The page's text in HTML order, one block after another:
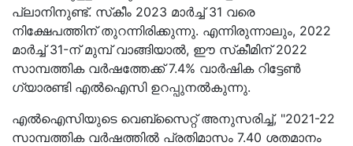
പ്ലാനിനുണ്ട്. സ്‌കീം 2023 മാർച്ച് 31 വരെ
നിക്ഷേപത്തിന് തുറന്നിരിക്കുന്നു. എന്നിരുന്നാലും, 2022
മാർച്ച് 31-ന് മുമ്പ് വാങ്ങിയാൽ, ഈ സ്‌കീമിന് 2022
സാമ്പത്തിക വർഷത്തേക്ക് 7.4% വാർഷിക റിട്ടേൺ
ഗ്യാരണ്ടി എൽഐസി ഉറപ്പുനൽകുന്നു.
എൽഐസിയുടെ വെബ്‌സൈറ്റ് അനുസരിച്ച്, "2021-22
സാമ്പത്തിക വർഷത്തിൽ പ്രതിമാസം 7.40 ശതമാനം